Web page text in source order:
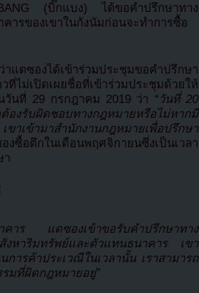
(บิ๊กแบง) ได้ขอคำปรึกษาทาง
ารของเขาในกังนัมก่อนจะทำการซื้อ
าแดซองได้เข้าร่วมประชุมขอคำปรึกษา
ที่ไม่เปิดเผยชื่อที่เข้าร่วมประชุมด้วยให้
นที่ 29 กรกฎาคม 2019 ว่า “วันที่ 20
งรับผิดชอบทางกฎหมายหรือไม่หากมี
าเข้ามาสำนักงานกฎหมายเพื่อปรึกษา
ซื้อตึกในเดือนพฤศจิกายนซึ่งเป็นเวลา
า
าคาร แดซองเข้าขอรับคำปรึกษาทาง
งหาริมทรัพย์และตัวแทนธนาคาร เขา
การค้าประเวณีในเวลานั้น เราสามารถ
รมที่ผิดกฎหมายอยู่”